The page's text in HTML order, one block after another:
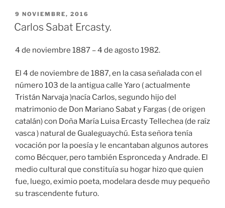
PUBLICADO
EL
9 NOVIEMBRE, 2016
Carlos Sabat Ercasty.
4 de noviembre 1887 – 4 de agosto 1982.
El 4 de noviembre de 1887, en la casa señalada con el
número 103 de la antigua calle Yaro ( actualmente
Tristán Narvaja )nacía Carlos, segundo hijo del
matrimonio de Don Mariano Sabat y Fargas ( de origen
catalán) con Doña María Luisa Ercasty Tellechea (de raíz
vasca ) natural de Gualeguaychú. Esta señora tenía
vocación por la poesía y le encantaban algunos autores
como Bécquer, pero también Espronceda y Andrade. El
medio cultural que constituía su hogar hizo que quien
fue, luego, eximio poeta, modelara desde muy pequeño
su trascendente futuro.